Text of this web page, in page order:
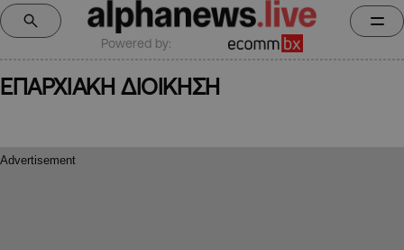
Powered by:
ΕΠΑΡΧΙΑΚΗ ΔΙΟΙΚΗΣΗ